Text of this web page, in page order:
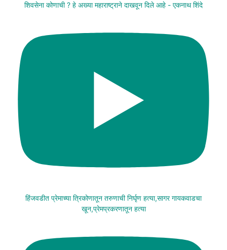
शिवसेना कोणाची ? हे अख्या महाराष्ट्राने दाखवून दिले आहे - एकनाथ शिंदे
हिंजवडीत प्रेमाच्या त्रिकोणातून तरुणाची निर्घृण हत्या,सागर गायकवाडचा
खून,प्रेमप्रकरणातून हत्या